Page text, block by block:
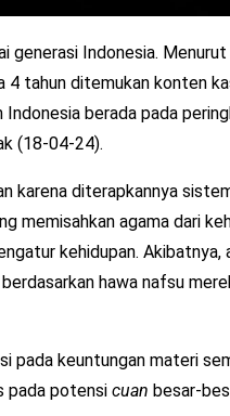
generasi Indonesia.
tahun ditemukan konten
Indonesia berada pada
(18-04-24).
karena diterapkannya
memisahkan agama dari
kehidupan. Akibatnya,
hawa nafsu
pada keuntungan materi
pada potensi cuan besar-